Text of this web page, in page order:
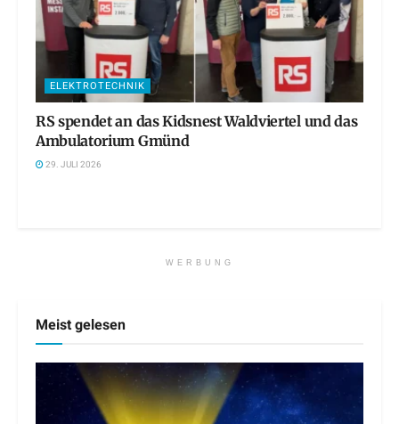
ELEKTROTECHNIK
RS spendet an das Kidsnest Waldviertel und das
Ambulatorium Gmünd
29. JULI 2026
WERBUNG
Meist gelesen